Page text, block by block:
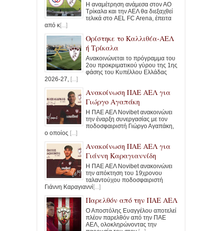
Η αναμέτρηση ανάμεσα στον ΑΟ
Τρίκαλα και την ΑΕΛ θα διεξαχθεί
τελικά στο AEL FC Arena, έπειτα
από κ[...]
Ορίστηκε το Καλλιθέα-ΑΕΛ
ή Τρίκαλα
Ανακοινώνεται το πρόγραμμα του
2ου προκριματικού γύρου της 1ης
φάσης του Κυπέλλου Ελλάδας
2026-27, [...]
Ανακοίνωση ΠΑΕ ΑΕΛ για
Γιώργο Αγαπάκη
Η ΠΑΕ ΑΕΛ Novibet ανακοινώνει
την έναρξη συνεργασίας με τον
ποδοσφαιριστή Γιώργο Αγαπάκη,
ο οποίος [...]
Ανακοίνωση ΠΑΕ ΑΕΛ για
Γιάννη Καραγιαννίδη
Η ΠΑΕ ΑΕΛ Novibet ανακοινώνει
την απόκτηση του 19χρονου
ταλαντούχου ποδοσφαιριστή
Γιάννη Καραγιαννί[...]
Παρελθόν από την ΠΑΕ ΑΕΛ
Ο Αποστόλης Ευαγγέλου αποτελεί
πλέον παρελθόν από την ΠΑΕ
ΑΕΛ, ολοκληρώνοντας την